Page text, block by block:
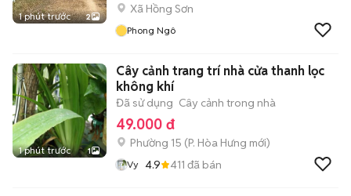
1 phút trước 2
Xã Hồng Sơn
Phong Ngô
1 phút trước 1
Cây cảnh trang trí nhà cửa thanh lọc
không khí
Đã sử dụng Cây cảnh trong nhà
49.000 đ
Phường 15 (P. Hòa Hưng mới)
Vy 4.9 411 đã bán